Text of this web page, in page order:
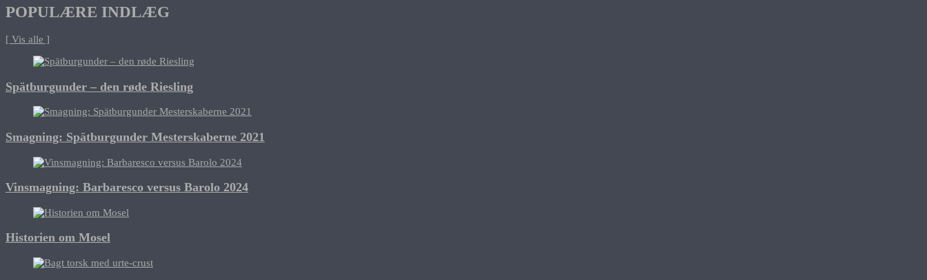
POPULÆRE INDLÆG
[ Vis alle ]
Spätburgunder – den røde Riesling
Smagning: Spätburgunder Mesterskaberne 2021
Vinsmagning: Barbaresco versus Barolo 2024
Historien om Mosel